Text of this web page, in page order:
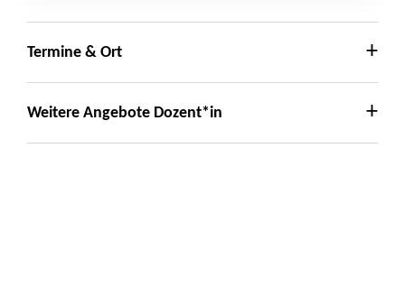
Termine & Ort
Weitere Angebote Dozent*in